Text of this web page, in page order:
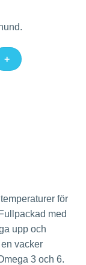
för
med
upp och
vacker
3 och 6.